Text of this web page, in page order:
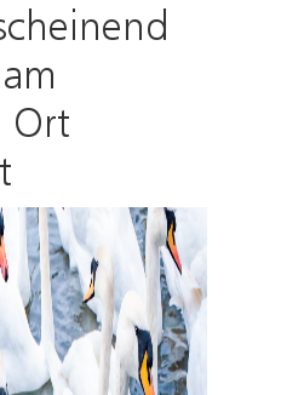
Ort